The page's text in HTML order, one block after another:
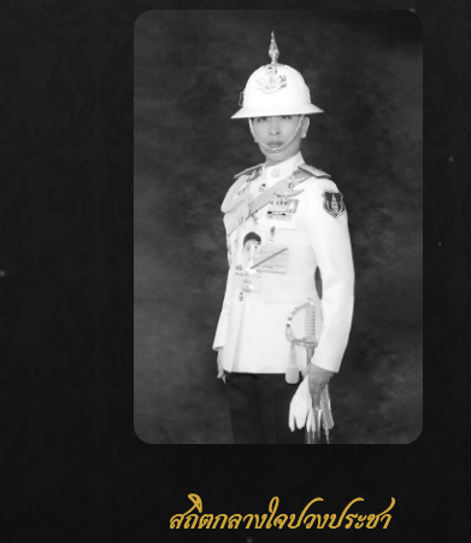
กรมชลฯ รับฟังประชาชน ติดตามแก้ปัญหาโครงการประตู
ลาโลกนี้ ให้ใส่บาตรสิ่งนั้นไว้ตอนยังมีชีวิต”